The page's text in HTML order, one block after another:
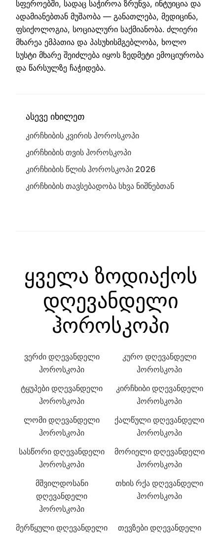
სფეროებში, სადაც საჭიროა ზრუნვა, ინტუიცია და
ადამიანებთან მუშაობა — განათლება, მედიცინა,
ფსიქოლოგია, სოციალური საქმიანობა. ძლიერი
მხარეა ემპათია და პასუხისმგებლობა, ხოლო
სუსტი მხარე შეიძლება იყოს ზედმეტი ემოციურობა
და წარსულზე ჩაჭიდება.
ასევე იხილეთ
კირჩხიბის კვირის ჰოროსკოპი
კირჩხიბის თვის ჰოროსკოპი
კირჩხიბის წლის ჰოროსკოპი 2026
კირჩხიბის თავსებადობა სხვა ნიშნებთან
ყველა ზოდიაქოს
დღევანდელი
ჰოროსკოპი
ვერძი დღევანდელი
ჰოროსკოპი
კურო დღევანდელი
ჰოროსკოპი
ტყუპები დღევანდელი
ჰოროსკოპი
კირჩხიბი დღევანდელი
ჰოროსკოპი
ლომი დღევანდელი
ჰოროსკოპი
ქალწული დღევანდელი
ჰოროსკოპი
სასწორი დღევანდელი
ჰოროსკოპი
მორიელი დღევანდელი
ჰოროსკოპი
მშვილდოსანი
დღევანდელი
ჰოროსკოპი
თხის რქა დღევანდელი
ჰოროსკოპი
მერწყული დღევანდელი
თევზები დღევანდელი